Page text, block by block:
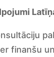
finanšu